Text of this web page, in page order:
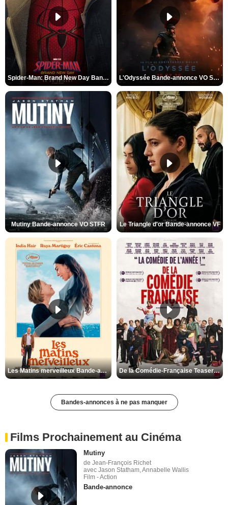
Spider-Man: Brand New Day Bande-annonce VO STFR L'Odyssée Bande-annonce VO STFR
Mutiny Bande-annonce VO STFR Le Triangle d'or Bande-annonce VF
Les Matins merveilleux Bande-annonce VF De la Comédie-Française Teaser VF
Bandes-annonces à ne pas manquer
Films Prochainement au Cinéma
Mutiny
de Jean-François Richet
avec Jason Statham, Annabelle Wallis
Film - Action
Bande-annonce